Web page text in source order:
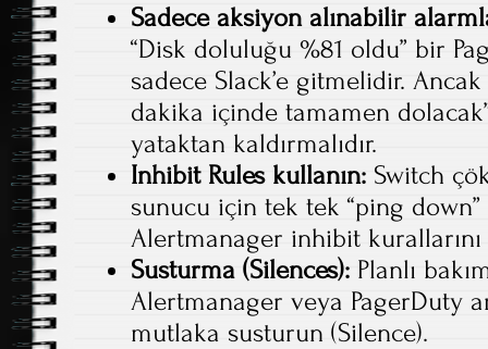
Sadece aksiyon alınabilir
“Disk doluluğu %81 oldu” bir
sadece Slack’e gitmelidir.
dakika içinde tamamen
yataktan kaldırmalıdır.
Inhibit Rules kullanın: Switch
sunucu için tek tek “ping
Alertmanager inhibit kurallarını
Susturma (Silences): Planlı
Alertmanager veya PagerDuty
mutlaka susturun (Silence).